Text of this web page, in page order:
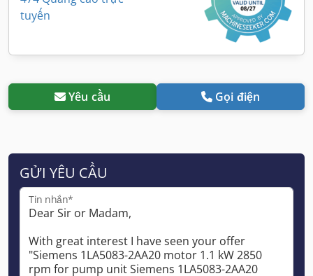
tuyến
Yêu cầu Gọi điện
GỬI YÊU CẦU
Tin nhắn*